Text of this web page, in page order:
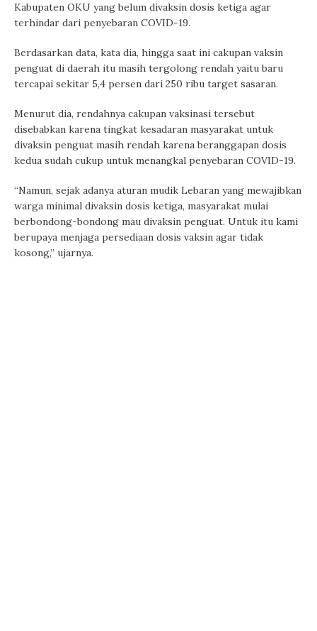
Kabupaten OKU yang belum divaksin dosis ketiga agar
terhindar dari penyebaran COVID-19.
Berdasarkan data, kata dia, hingga saat ini cakupan vaksin
penguat di daerah itu masih tergolong rendah yaitu baru
tercapai sekitar 5,4 persen dari 250 ribu target sasaran.
Menurut dia, rendahnya cakupan vaksinasi tersebut
disebabkan karena tingkat kesadaran masyarakat untuk
divaksin penguat masih rendah karena beranggapan dosis
kedua sudah cukup untuk menangkal penyebaran COVID-19.
“Namun, sejak adanya aturan mudik Lebaran yang mewajibkan
warga minimal divaksin dosis ketiga, masyarakat mulai
berbondong-bondong mau divaksin penguat. Untuk itu kami
berupaya menjaga persediaan dosis vaksin agar tidak
kosong,” ujarnya.